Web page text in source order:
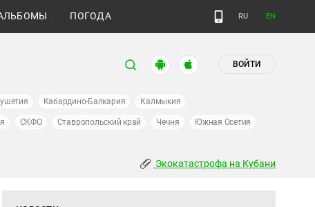
ПОГОДА RU EN
ВОЙТИ
Кабардино-Балкария Калмыкия
СКФО Ставропольский край Чечня Южная Осетия
Экокатастрофа на Кубани